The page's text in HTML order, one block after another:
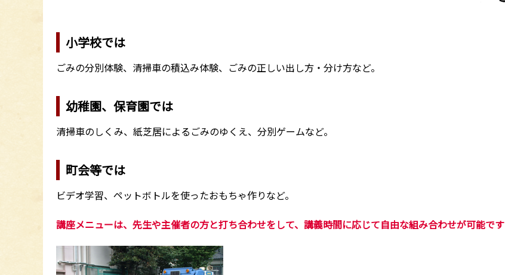
小学校では
ごみの分別体験、清掃車の積込み体験、ごみの正しい出し方・分け方など。
幼稚園、保育園では
清掃車のしくみ、紙芝居によるごみのゆくえ、分別ゲームなど。
町会等では
ビデオ学習、ペットボトルを使ったおもちゃ作りなど。
講座メニューは、先生や主催者の方と打ち合わせをして、講義時間に応じて自由な組み合わせが可能です